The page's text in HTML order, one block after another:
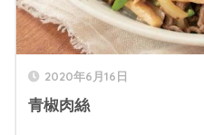
2020年6月16日
青椒肉絲